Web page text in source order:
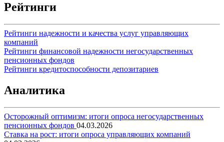
Рейтинги
Рейтинги надежности и качества услуг управляющих
компаний
Рейтинги финансовой надежности негосударственных
пенсионных фондов
Рейтинги кредитоспособности депозитариев
Аналитика
Осторожный оптимизм: итоги опроса негосударственных
пенсионных фондов 04.03.2026
Ставка на рост: итоги опроса управляющих компаний